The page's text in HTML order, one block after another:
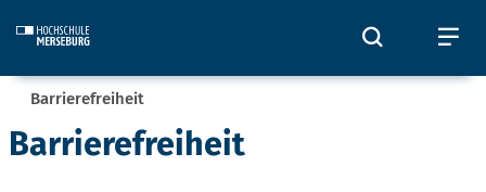
Öffnet
Sie befinden sich hier:
Barrierefreiheit
Barrierefreiheit